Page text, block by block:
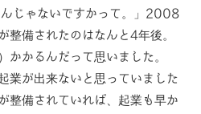
じゃないですかって。」2008
整備されたのはなんと4年後。
かかるんだって思いました。
業が出来ないと思っていました
整備されていれば、起業も早か